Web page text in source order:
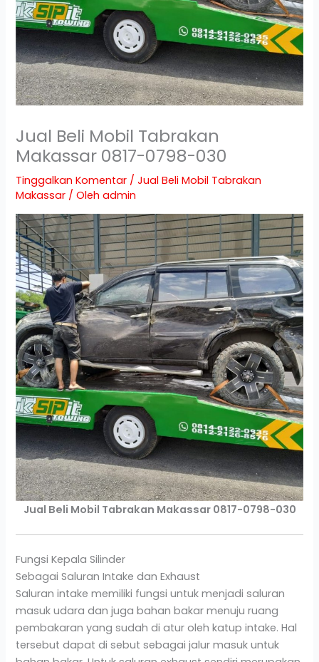
Jual Beli Mobil Tabrakan
Makassar 0817-0798-030
Tinggalkan Komentar /Jual Beli Mobil Tabrakan
Makassar / Olehadmin
Jual Beli Mobil Tabrakan Makassar 0817-0798-030
Fungsi Kepala Silinder
Sebagai Saluran Intake dan Exhaust
Saluran intake memiliki fungsi untuk menjadi saluran
masuk udara dan juga bahan bakar menuju ruang
pembakaran yang sudah di atur oleh katup intake. Hal
tersebut dapat di sebut sebagai jalur masuk untuk